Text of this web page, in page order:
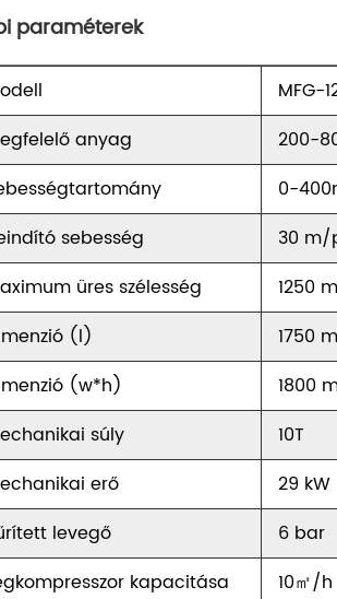
paraméterek
MFG-
anyag
200-
0-
sebesség
30 m/
üres szélesség
1250
(l)
1750
(w*h)
1800
súly
10T
erő
29 kW
levegő
6 bar
kapacitása
10㎡/h